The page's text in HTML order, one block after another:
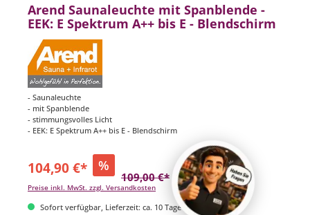
Arend Saunaleuchte mit Spanblende -
EEK: E Spektrum A++ bis E - Blendschirm
- Saunaleuchte
- mit Spanblende
- stimmungsvolles Licht
- EEK: E Spektrum A++ bis E - Blendschirm
104,90 €* %
109,00 €* (3.76% gespart)
Preise inkl. MwSt. zzgl. Versandkosten
Sofort verfügbar, Lieferzeit: ca. 10 Tage